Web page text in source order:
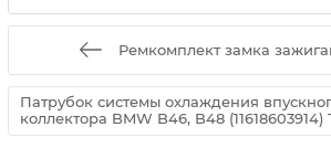
Ремкомплект замка
Патрубок системы охлаждения
коллектора BMW B46, B48